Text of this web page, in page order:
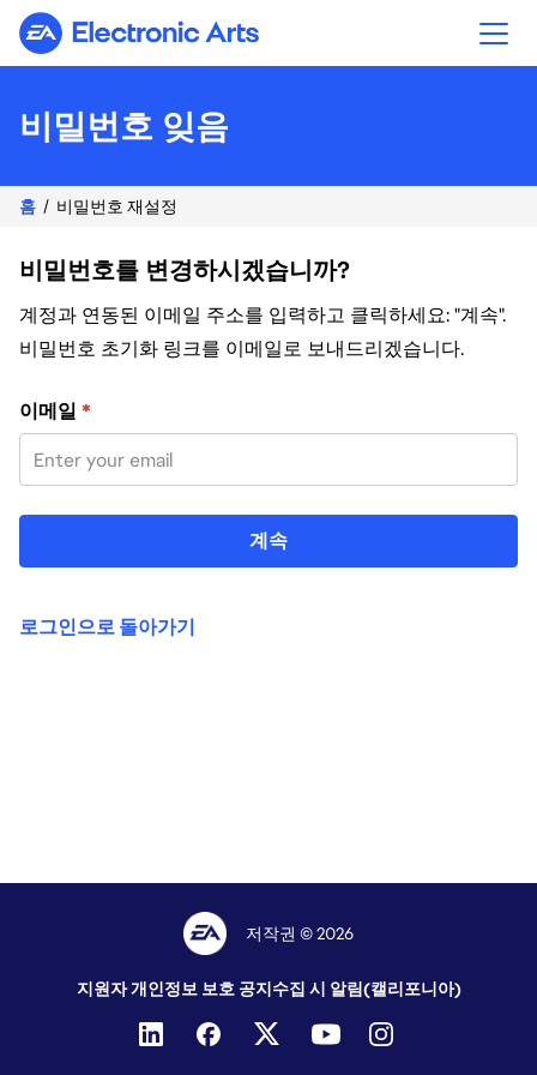
Electronic Arts
비밀번호 잊음
홈 비밀번호 재설정
비밀번호를 변경하시겠습니까?
계정과 연동된 이메일 주소를 입력하고 클릭하세요: "계속".
비밀번호 초기화 링크를 이메일로 보내드리겠습니다.
이메일 주소로 비밀번호 재설정
이메일 *
계속
로그인으로 돌아가기
저작권 © 2026
지원자 개인정보 보호 공지수집 시 알림(캘리포니아)